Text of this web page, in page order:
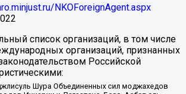
NKOForeignAgent.aspx
список организаций, в том числе
организаций, признанных
Российской
Шура Объединенных сил моджахедов